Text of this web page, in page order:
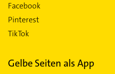
Facebook
Pinterest
TikTok
Gelbe Seiten als App